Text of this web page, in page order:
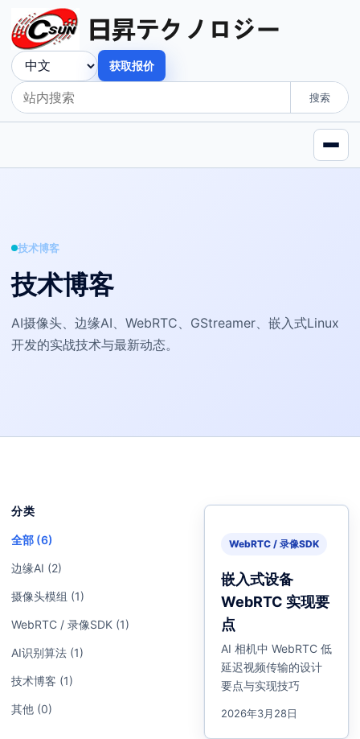
搜索
获取报价
技术博客
技术博客
AI摄像头、边缘AI、WebRTC、GStreamer、嵌入式Linux
开发的实战技术与最新动态。
分类
全部 (6)
边缘AI (2)
摄像头模组 (1)
WebRTC / 录像SDK (1)
AI识别算法 (1)
技术博客 (1)
其他 (0)
WebRTC / 录像SDK
嵌入式设备
WebRTC 实现要
点
AI 相机中 WebRTC 低
延迟视频传输的设计
要点与实现技巧
2026年3月28日